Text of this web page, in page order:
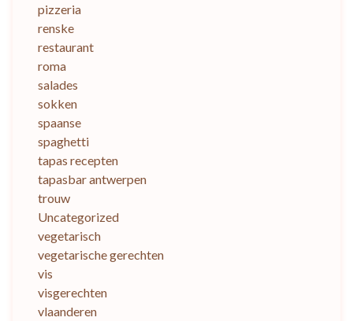
pizzeria
renske
restaurant
roma
salades
sokken
spaanse
spaghetti
tapas recepten
tapasbar antwerpen
trouw
Uncategorized
vegetarisch
vegetarische gerechten
vis
visgerechten
vlaanderen